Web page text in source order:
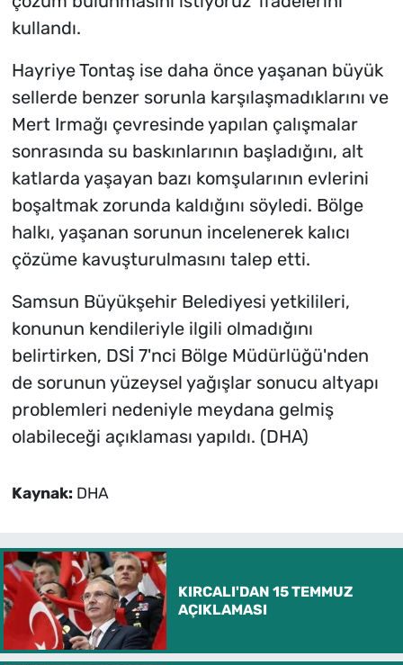
kullandı.
Hayriye Tontaş ise daha önce yaşanan büyük
sellerde benzer sorunla karşılaşmadıklarını ve
Mert Irmağı çevresinde yapılan çalışmalar
sonrasında su baskınlarının başladığını, alt
katlarda yaşayan bazı komşularının evlerini
boşaltmak zorunda kaldığını söyledi. Bölge
halkı, yaşanan sorunun incelenerek kalıcı
çözüme kavuşturulmasını talep etti.
Samsun Büyükşehir Belediyesi yetkilileri,
konunun kendileriyle ilgili olmadığını
belirtirken, DSİ 7'nci Bölge Müdürlüğü'nden
de sorunun yüzeysel yağışlar sonucu altyapı
problemleri nedeniyle meydana gelmiş
olabileceği açıklaması yapıldı. (DHA)
Kaynak: DHA
KIRCALI'DAN 15 TEMMUZ
AÇIKLAMASI